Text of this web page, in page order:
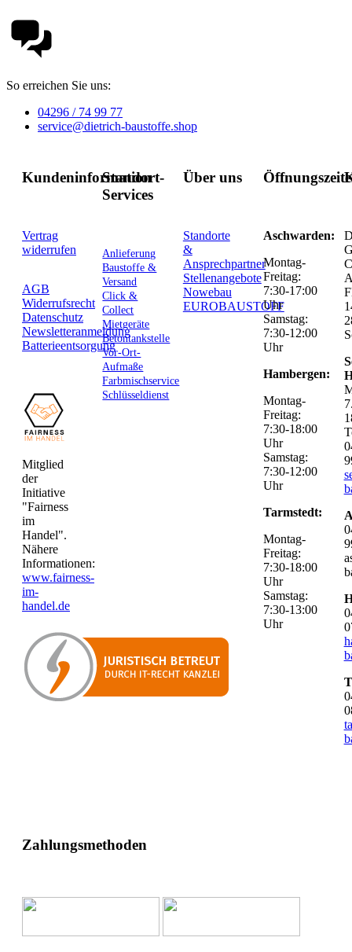
So erreichen Sie uns:
04296 / 74 99 77
service@dietrich-baustoffe.shop
Kundeninformation
Vertrag
widerrufen
AGB
Widerrufsrecht
Datenschutz
Newsletteranmeldung
Batterieentsorgung
Mitglied
der
Initiative
"Fairness
im
Handel".
Nähere
Informationen:
www.fairness-
im-
handel.de
Standort-
Services
Anlieferung
Baustoffe &
Versand
Click &
Collect
Mietgeräte
Betontankstelle
Vor-Ort-
Aufmaße
Farbmischservice
Schlüsseldienst
Über uns
Standorte
&
Ansprechpartner
Stellenangebote
Nowebau
EUROBAUSTOFF
Aschwarden:
Montag-
Freitag:
7:30-17:00
Uhr
Samstag:
7:30-12:00
Uhr
Hambergen:
Montag-
Freitag:
7:30-18:00
Uhr
Samstag:
7:30-12:00
Uhr
Tarmstedt:
Montag-
Freitag:
7:30-18:00
Uhr
Samstag:
7:30-13:00
Uhr
Zahlungsmethoden